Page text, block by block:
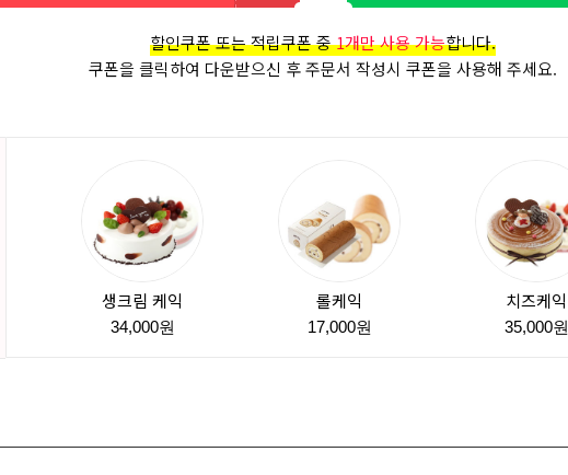
할인쿠폰 또는 적립쿠폰 중1개만 사용 가능합니다.
쿠폰을 클릭하여 다운받으신 후 주문서 작성시 쿠폰을 사용해 주세요.
생크림 케익
34,000원
롤케익
17,000원
치즈케익
35,000원